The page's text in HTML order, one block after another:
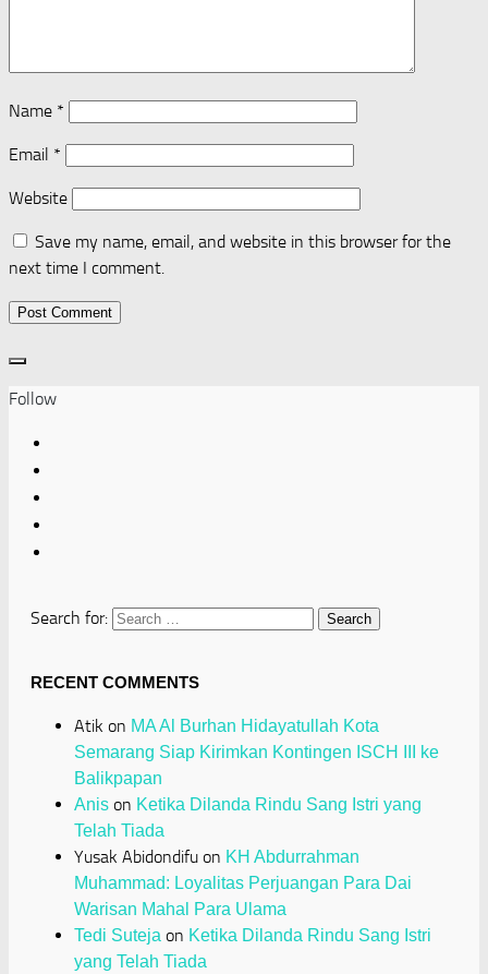
Name *
Email *
Website
Save my name, email, and website in this browser for the
next time I comment.
Follow
Search for:
RECENT COMMENTS
Atik on MA Al Burhan Hidayatullah Kota
Semarang Siap Kirimkan Kontingen ISCH III ke
Balikpapan
Anis on Ketika Dilanda Rindu Sang Istri yang
Telah Tiada
Yusak Abidondifu on KH Abdurrahman
Muhammad: Loyalitas Perjuangan Para Dai
Warisan Mahal Para Ulama
Tedi Suteja on Ketika Dilanda Rindu Sang Istri
yang Telah Tiada